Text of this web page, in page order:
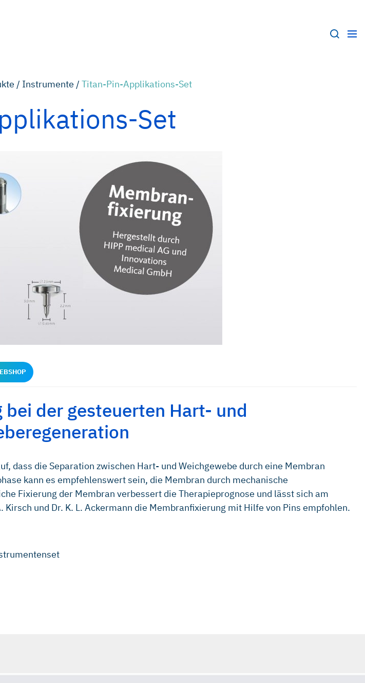
/ Instrumente / Titan-Pin-Applikations-Set
Set
der gesteuerten Hart- und
dass die Separation zwischen Hart- und Weichgewebe durch eine Membran
kann es empfehlenswert sein, die Membran durch mechanische
Fixierung der Membran verbessert die Therapieprognose und lässt sich am
Kirsch und Dr. K. L. Ackermann die Membranfixierung mit Hilfe von Pins empfohlen.